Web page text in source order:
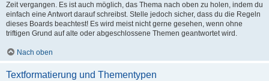
Zeit vergangen. Es ist auch möglich, das Thema nach oben zu holen, indem du
einfach eine Antwort darauf schreibst. Stelle jedoch sicher, dass du die Regeln
dieses Boards beachtest! Es wird meist nicht gerne gesehen, wenn ohne
triftigen Grund auf alte oder abgeschlossene Themen geantwortet wird.
Nach oben
Textformatierung und Thementypen